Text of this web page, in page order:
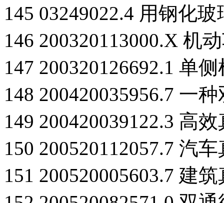
145 03249022.4 用钢化
146 200320113000.X 机
147 200320126692.1 单
148 200420035956.7 一
149 200420039122.3 高
150 200520112057.7 汽
151 200520005603.7 建